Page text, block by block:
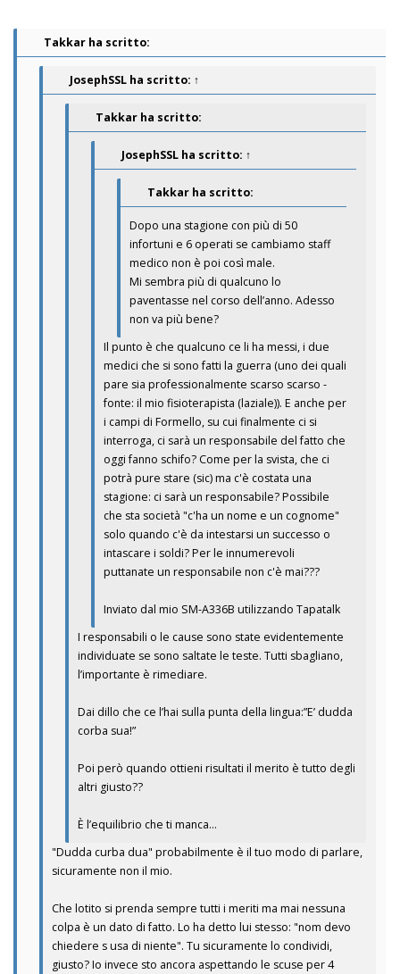
Takkar ha scritto:
JosephSSL ha scritto: ↑
Takkar ha scritto:
JosephSSL ha scritto: ↑
Takkar ha scritto:
Dopo una stagione con più di 50
infortuni e 6 operati se cambiamo staff
medico non è poi così male.
Mi sembra più di qualcuno lo
paventasse nel corso dell’anno. Adesso
non va più bene?
Il punto è che qualcuno ce li ha messi, i due
medici che si sono fatti la guerra (uno dei quali
pare sia professionalmente scarso scarso -
fonte: il mio fisioterapista (laziale)). E anche per
i campi di Formello, su cui finalmente ci si
interroga, ci sarà un responsabile del fatto che
oggi fanno schifo? Come per la svista, che ci
potrà pure stare (sic) ma c'è costata una
stagione: ci sarà un responsabile? Possibile
che sta società "c'ha un nome e un cognome"
solo quando c'è da intestarsi un successo o
intascare i soldi? Per le innumerevoli
puttanate un responsabile non c'è mai???
Inviato dal mio SM-A336B utilizzando Tapatalk
I responsabili o le cause sono state evidentemente
individuate se sono saltate le teste. Tutti sbagliano,
l’importante è rimediare.
Dai dillo che ce l’hai sulla punta della lingua:”E’ dudda
corba sua!”
Poi però quando ottieni risultati il merito è tutto degli
altri giusto??
È l’equilibrio che ti manca…
"Dudda curba dua" probabilmente è il tuo modo di parlare,
sicuramente non il mio.
Che lotito si prenda sempre tutti i meriti ma mai nessuna
colpa è un dato di fatto. Lo ha detto lui stesso: "nom devo
chiedere s usa di niente". Tu sicuramente lo condividi,
giusto? Io invece sto ancora aspettando le scuse per 4